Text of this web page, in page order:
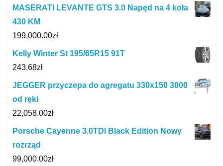
MASERATI LEVANTE GTS 3.0 Napęd na 4 koła
430 KM
199,000.00zł
Kelly Winter St 195/65R15 91T
243.68zł
JEGGER przyczepa do agregatu 330x150 3000
od ręki
22,058.00zł
Porsche Cayenne 3.0TDI Black Edition Nowy
rozrząd
99,000.00zł